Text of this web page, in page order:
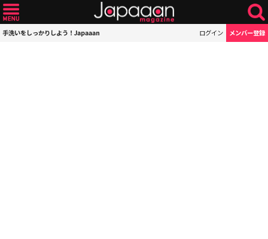
手洗いをしっかりしよう！Japaaan ログイン メンバー登録